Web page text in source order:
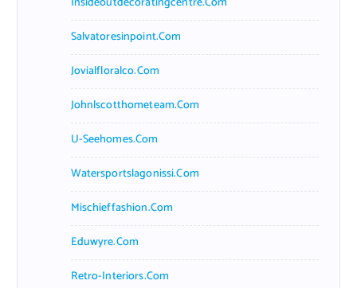
Salvatoresinpoint.com
Jovialfloralco.com
Johnlscotthometeam.com
U-Seehomes.com
Watersportslagonissi.com
Mischieffashion.com
Eduwyre.com
Retro-Interiors.com